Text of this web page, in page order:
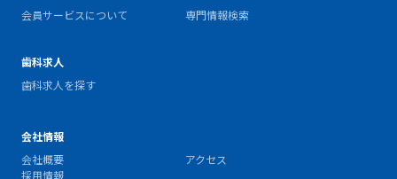
会員サービスについて
専門情報検索
歯科求人
歯科求人を探す
会社情報
会社概要
アクセス
採用情報